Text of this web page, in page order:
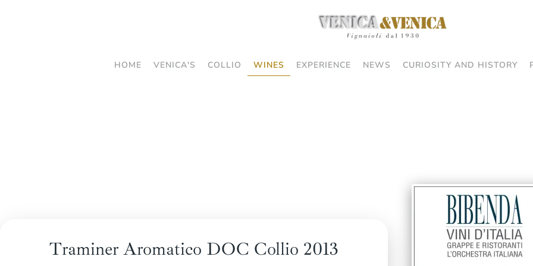
HOME VENICA'S COLLIO WINES EXPERIENCE NEWS CURIOSITY AND HISTORY
Traminer Aromatico DOC Collio 2013